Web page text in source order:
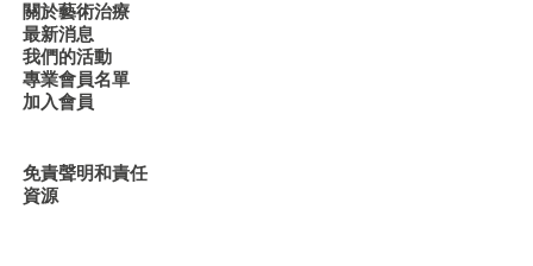
關於藝術治療
最新消息
我們的活動
專業會員名單
加入會員
免責聲明和責任
資源